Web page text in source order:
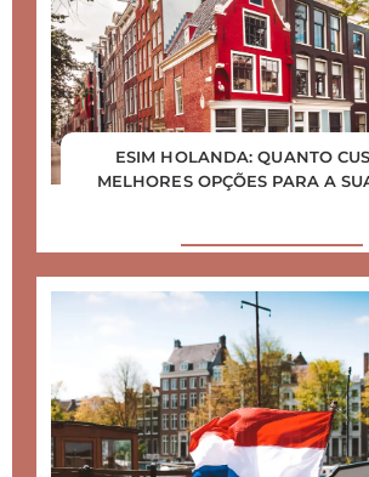
ESIM HOLANDA: QUANTO
MELHORES OPÇÕES PARA A